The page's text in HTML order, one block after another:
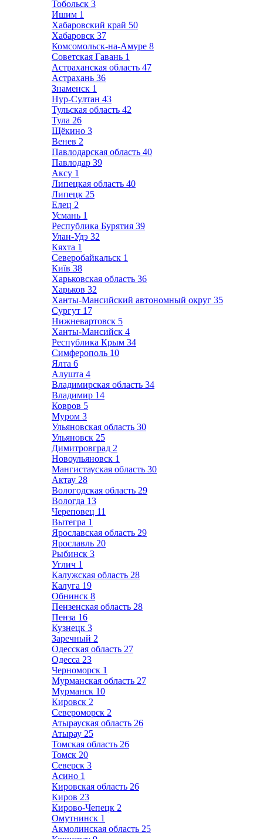
Тобольск 3
Ишим 1
Хабаровский край 50
Хабаровск 37
Комсомольск-на-Амуре 8
Советская Гавань 1
Астраханская область 47
Астрахань 36
Знаменск 1
Нур-Султан 43
Тульская область 42
Тула 26
Щёкино 3
Венев 2
Павлодарская область 40
Павлодар 39
Аксу 1
Липецкая область 40
Липецк 25
Елец 2
Усмань 1
Республика Бурятия 39
Улан-Удэ 32
Кяхта 1
Северобайкальск 1
Київ 38
Харьковская область 36
Харьков 32
Ханты-Мансийский автономный округ 35
Сургут 17
Нижневартовск 5
Ханты-Мансийск 4
Республика Крым 34
Симферополь 10
Ялта 6
Алушта 4
Владимирская область 34
Владимир 14
Ковров 5
Муром 3
Ульяновская область 30
Ульяновск 25
Димитровград 2
Новоульяновск 1
Мангистауская область 30
Актау 28
Вологодская область 29
Вологда 13
Череповец 11
Вытегра 1
Ярославская область 29
Ярославль 20
Рыбинск 3
Углич 1
Калужская область 28
Калуга 19
Обнинск 8
Пензенская область 28
Пенза 16
Кузнецк 3
Заречный 2
Одесская область 27
Одесса 23
Черноморск 1
Мурманская область 27
Мурманск 10
Кировск 2
Североморск 2
Атырауская область 26
Атырау 25
Томская область 26
Томск 20
Северск 3
Асино 1
Кировская область 26
Киров 23
Кирово-Чепецк 2
Омутнинск 1
Акмолинская область 25